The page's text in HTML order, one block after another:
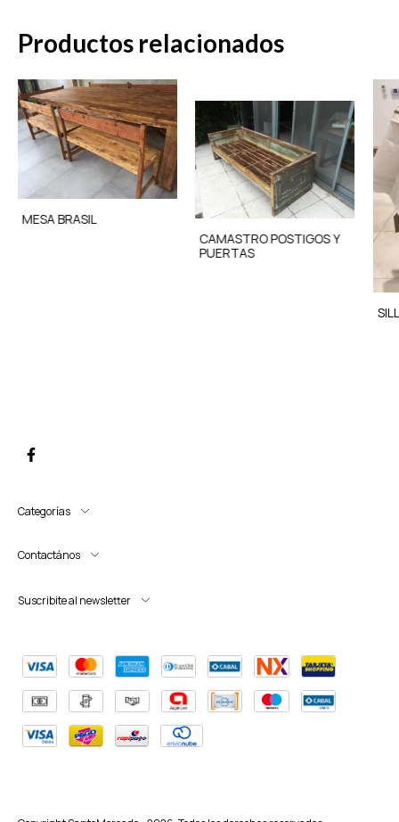
Productos relacionados
MESA BRASIL
CAMASTRO POSTIGOS Y
PUERTAS
Categorías
Contactános
Suscribite al newsletter